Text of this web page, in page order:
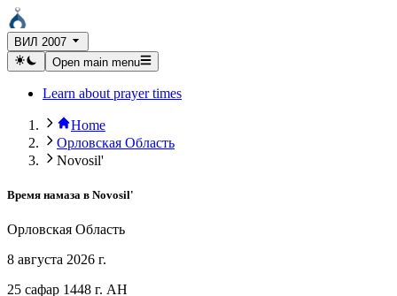
ВИЛ 2007
Open main menu
Learn about prayer times
Home
Орловская Область
Novosil'
Время намаза в Novosil'
Орловская Область
8 августа 2026 г.
25 сафар 1448 г. AH